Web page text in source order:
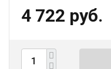
4 722 руб.